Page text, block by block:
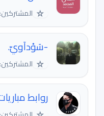
☆ المشتركين: 5,660
-سَوْدآويّ.
☆ المشتركين: 1,770
روابط